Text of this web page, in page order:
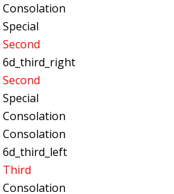
Consolation
Special
Second
6d_third_right
Second
Special
Consolation
Consolation
6d_third_left
Third
Consolation